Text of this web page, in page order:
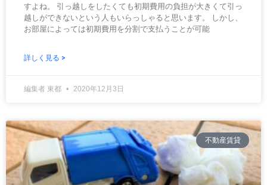
すよね。 引っ越しをしたくても初期費用の負担が大きくて引っ
越しができないという人もいらっしゃると思います。 しかし、
お部屋によっては初期費用を分割で支払うことが可能
詳しく見る >
編集者 東都 2020年12月3日
不動産賃貸